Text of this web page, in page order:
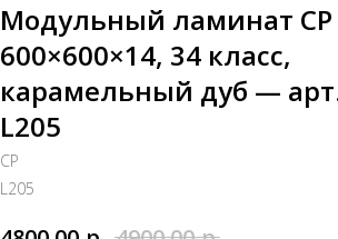
Модульный ламинат CP
600×600×14, 34 класс,
карамельный дуб —
L205
СP
L205